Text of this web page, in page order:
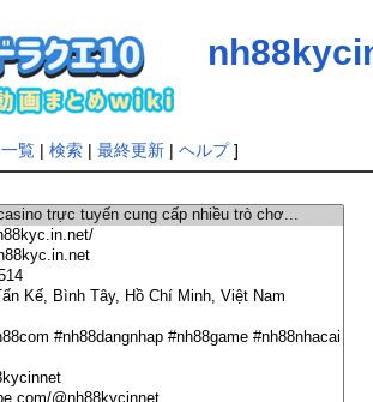
一覧| 検索| 最終更新| ヘルプ]